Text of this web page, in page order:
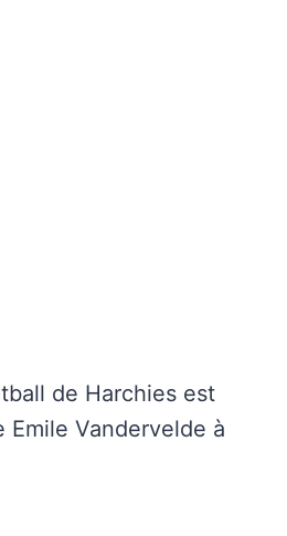
de Harchies est
Emile Vandervelde à